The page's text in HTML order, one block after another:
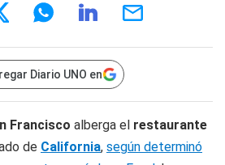
Diario UNO en
Francisco alberga el restaurante
de California, según determinó